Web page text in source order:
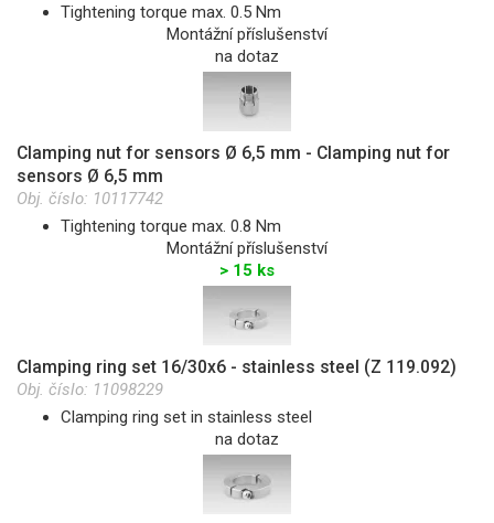
Tightening torque max. 0.5 Nm
Montážní příslušenství
na dotaz
Clamping nut for sensors Ø 6,5 mm - Clamping nut for
sensors Ø 6,5 mm
Obj. číslo: 10117742
Tightening torque max. 0.8 Nm
Montážní příslušenství
> 15 ks
Clamping ring set 16/30x6 - stainless steel (Z 119.092)
Obj. číslo: 11098229
Clamping ring set in stainless steel
na dotaz